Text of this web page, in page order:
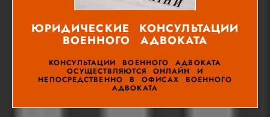
ЮРИДИЧЕСКИЕ КОНСУЛЬТАЦИИ
ВОЕННОГО АДВОКАТА
КОНСУЛЬТАЦИИ ВОЕННОГО АДВОКАТА
ОСУЩЕСТВЛЯЮТСЯ ОНЛАЙН И
НЕПОСРЕДСТВЕННО В ОФИСАХ ВОЕННОГО
АДВОКАТА